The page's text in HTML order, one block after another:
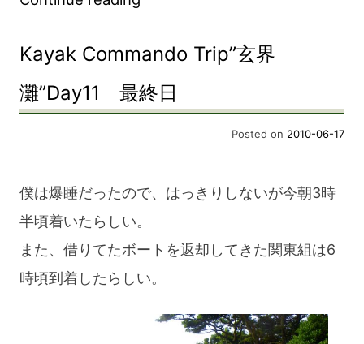
Commando
Trip
回
Kayak Commando Trip”玄界
灘”Day11 最終日
Posted on 2010-06-17
僕は爆睡だったので、はっきりしないが今朝3時
半頃着いたらしい。
また、借りてたボートを返却してきた関東組は6
時頃到着したらしい。